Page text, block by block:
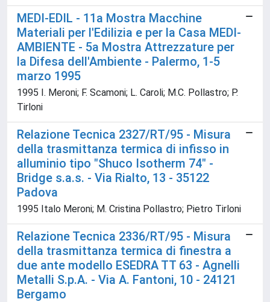
MEDI-EDIL - 11a Mostra Macchine
Materiali per l'Edilizia e per la Casa MEDI-
AMBIENTE - 5a Mostra Attrezzature per
la Difesa dell'Ambiente - Palermo, 1-5
marzo 1995
1995 I. Meroni; F. Scamoni; L. Caroli; M.C. Pollastro; P.
Tirloni
Relazione Tecnica 2327/RT/95 - Misura
della trasmittanza termica di infisso in
alluminio tipo "Shuco Isotherm 74" -
Bridge s.a.s. - Via Rialto, 13 - 35122
Padova
1995 Italo Meroni; M. Cristina Pollastro; Pietro Tirloni
Relazione Tecnica 2336/RT/95 - Misura
della trasmittanza termica di finestra a
due ante modello ESEDRA TT 63 - Agnelli
Metalli S.p.A. - Via A. Fantoni, 10 - 24121
Bergamo